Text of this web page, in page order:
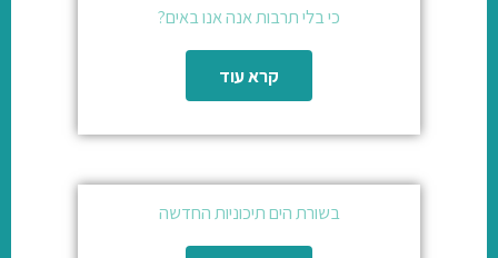
כי בלי תרבות אנה אנו באים?
קרא עוד
בשורת הים תיכוניות החדשה